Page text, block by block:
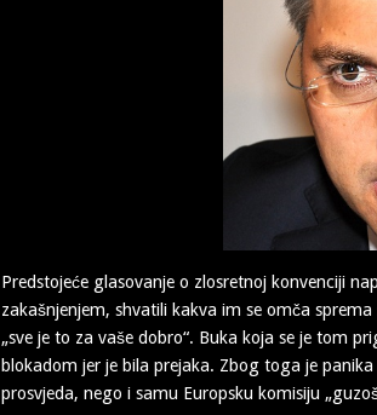
Predstojeće glasovanje o zlosretnoj konvenciji
zakašnjenjem, shvatili kakva im se omča
„sve je to za vaše dobro“. Buka koja se je tom
blokadom jer je bila prejaka. Zbog toga je
prosvjeda, nego i samu Europsku komisiju